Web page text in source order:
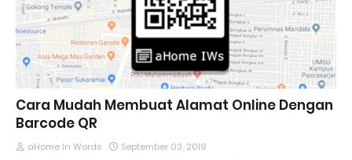
Cara Mudah Membuat Alamat Online Dengan
Barcode QR
aHome In Words September 03, 2019